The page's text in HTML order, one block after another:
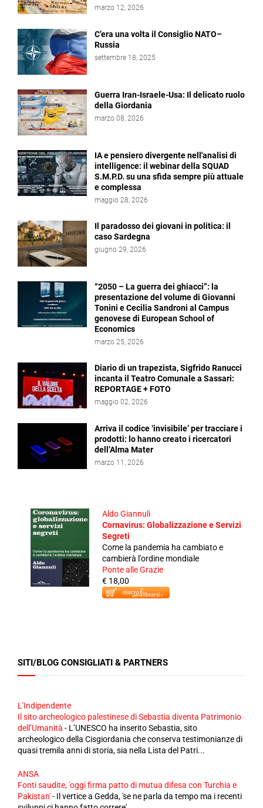
marzo 12, 2026
C’era una volta il Consiglio NATO–
Russia
settembre 18, 2025
Guerra Iran-Israele-Usa: Il delicato ruolo
della Giordania
marzo 08, 2026
IA e pensiero divergente nell'analisi di
intelligence: il webinar della SQUAD
S.M.P.D. su una sfida sempre più attuale
e complessa
maggio 28, 2026
Il paradosso dei giovani in politica: il
caso Sardegna
giugno 29, 2026
“2050 – La guerra dei ghiacci”: la
presentazione del volume di Giovanni
Tonini e Cecilia Sandroni al Campus
genovese di European School of
Economics
marzo 25, 2026
Diario di un trapezista, Sigfrido Ranucci
incanta il Teatro Comunale a Sassari:
REPORTAGE + FOTO
maggio 02, 2026
Arriva il codice ‘invisibile’ per tracciare i
prodotti: lo hanno creato i ricercatori
dell’Alma Mater
marzo 11, 2026
Aldo Giannuli
Cornavirus: Globalizzazione e Servizi
Segreti
Come la pandemia ha cambiato e
cambierà l'ordine mondiale
Ponte alle Grazie
€ 18,00
SITI/BLOG CONSIGLIATI & PARTNERS
L'Indipendente
Il sito archeologico palestinese di Sebastia diventa Patrimonio
dell’Umanità - L’UNESCO ha inserito Sebastia, sito
archeologico della Cisgiordania che conserva testimonianze di
quasi tremila anni di storia, sia nella Lista del Patri...
ANSA
Fonti saudite, 'oggi firma patto di mutua difesa con Turchia e
Pakistan'- Il vertice a Gedda, 'se ne parla da tempo ma i recenti